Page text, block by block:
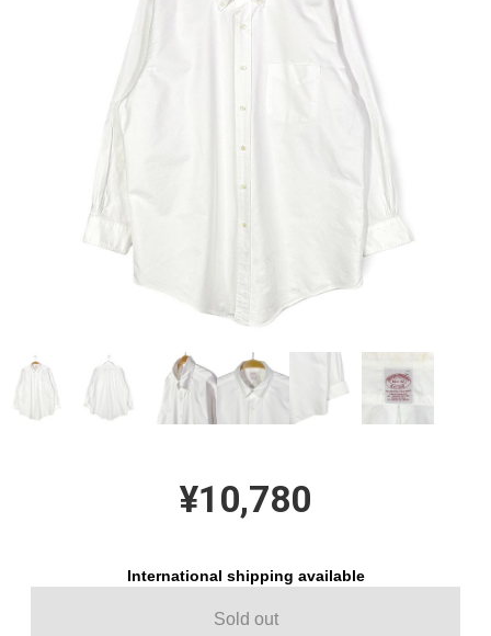
¥10,780
International shipping available
Sold out